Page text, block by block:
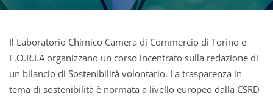
Il Laboratorio Chimico Camera di Commercio di Torino e
F.O.R.I.A organizzano un corso incentrato sulla redazione di
un bilancio di Sostenibilità volontario. La trasparenza in
tema di sostenibilità è normata a livello europeo dalla CSRD